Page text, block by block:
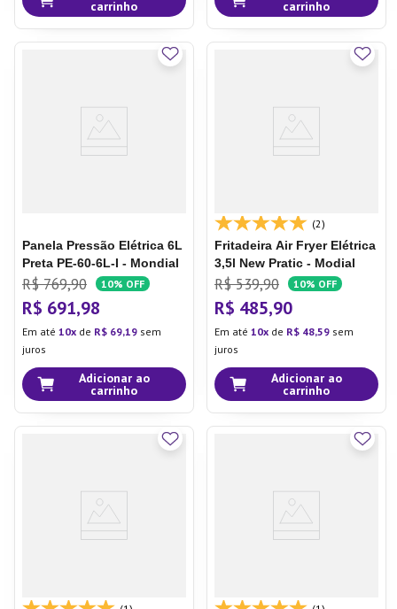
carrinho carrinho
Panela Pressão Elétrica 6L
Preta PE-60-6L-I - Mondial
R$ 769,90 10% OFF
R$ 691,98
Em até 10 de R$ 69,19 sem
juros
Adicionar ao
carrinho
(2)
Fritadeira Air Fryer Elétrica
3,5l New Pratic - Modial
R$ 539,90 10% OFF
R$ 485,90
Em até 10 de R$ 48,59 sem
juros
Adicionar ao
carrinho